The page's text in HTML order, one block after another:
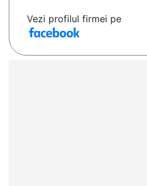
Vezi profilul firmei pe